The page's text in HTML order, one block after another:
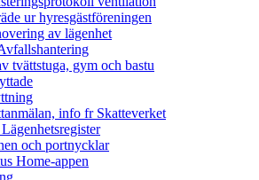
ur hyresgästföreningen
av lägenhet
tvättstuga, gym och bastu
info fr Skatteverket
och portnycklar
Home-appen